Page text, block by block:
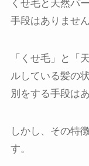
くせ毛と天然パ
手段はありません
「くせ毛」と「
ルしている髪の
別をする手段は
しかし、その特
す。